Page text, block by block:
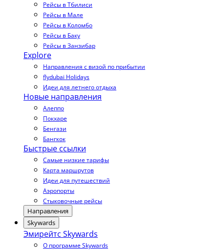
Рейсы в Тбилиси
Рейсы в Мале
Рейсы в Коломбо
Рейсы в Баку
Рейсы в Занзибар
Explore
Направления с визой по прибытии
flydubai Holidays
Идеи для летнего отдыха
Новые направления
Алеппо
Покхаре
Бенгази
Бангкок
Быстрые ссылки
Самые низкие тарифы
Карта маршрутов
Идеи для путешествий
Аэропорты
Стыковочные рейсы
Направления
Skywards
Эмирейтс Skywards
О программе Skywards